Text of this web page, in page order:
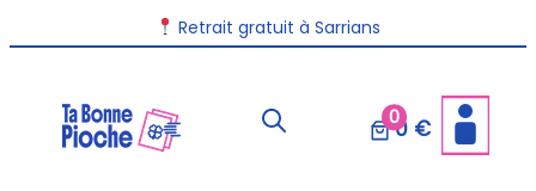
au
Retrait gratuit à Sarrians
Livraison disponible dans toute la France
00 €